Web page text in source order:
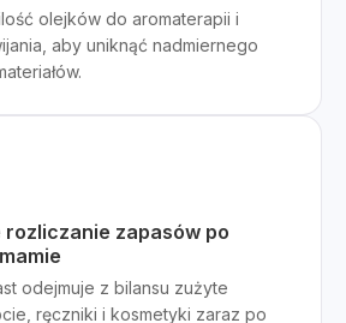
olejków do aromaterapii i
aby uniknąć nadmiernego
zapasów po
odejmuje z bilansu zużyte
ręczniki i kosmetyki zaraz po